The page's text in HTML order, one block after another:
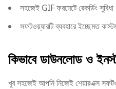
সহজেই GIF ফরমেটে রেকর্ডিং
সফটওয়্যারটি ব্যবহারে ইচ্ছেমত
কিভাবে ডাউনলোড ও
খুব সহজেই আপনি নিজেই শেয়ারএক্স